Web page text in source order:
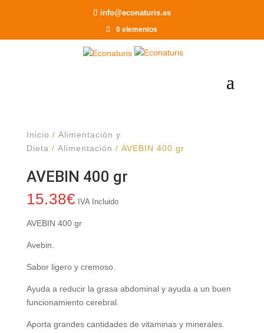
info@econaturis.es
0 elementos
Inicio / Alimentación y
Dieta / Alimentación / AVEBIN 400 gr
AVEBIN 400 gr
15.38€ IVA Incluido
AVEBIN 400 gr
Avebin.
Sabor ligero y cremoso.
Ayuda a reducir la grasa abdominal y ayuda a un buen
funcionamiento cerebral.
Aporta grandes cantidades de vitaminas y minerales.